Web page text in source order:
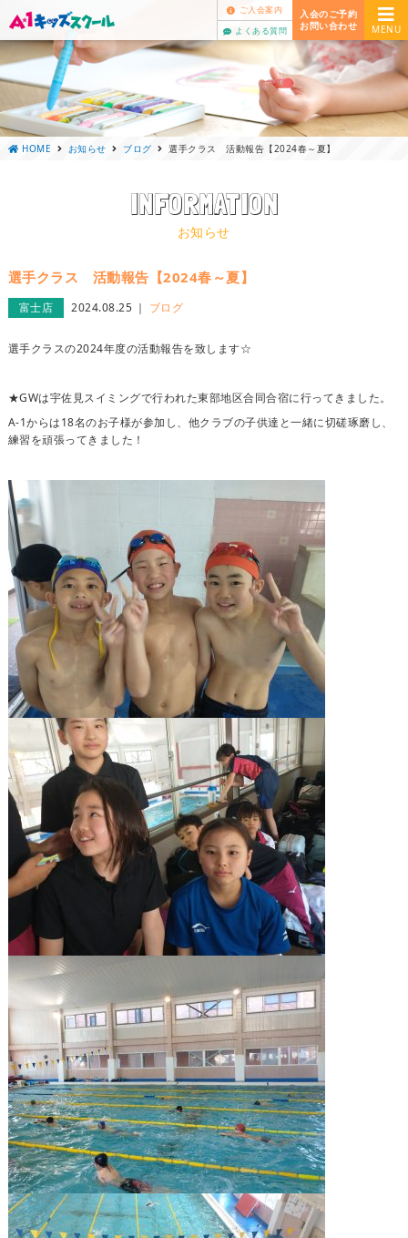
ご入会案内
よくある質問
入会のご予約
お問い合わせ
MENU
HOME お知らせ ブログ 選手クラス 活動報告【2024春～夏】
INFORMATION
お知らせ
選手クラス 活動報告【2024春～夏】
富士店 2024.08.25 ブログ
選手クラスの2024年度の活動報告を致します☆
★GWは宇佐見スイミングで行われた東部地区合同合宿に行ってきました。
A-1からは18名のお子様が参加し、他クラブの子供達と一緒に切磋琢磨し、
練習を頑張ってきました！